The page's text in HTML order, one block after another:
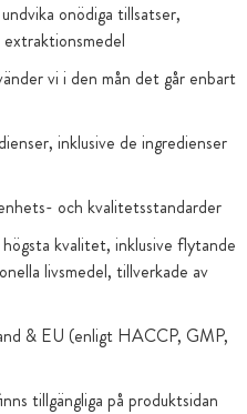
onödiga tillsatser,
extraktionsmedel
vi i den mån det går enbart
inklusive de ingredienser
och kvalitetsstandarder
kvalitet, inklusive flytande
livsmedel, tillverkade av
& EU (enligt HACCP, GMP,
tillgängliga på produktsidan